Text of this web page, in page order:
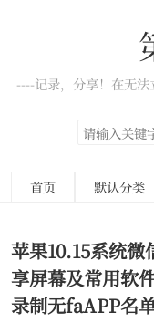
----记录，分享！在无
首页 默认分类
苹果10.15系统
享屏幕及常用软
录制无faAPP名